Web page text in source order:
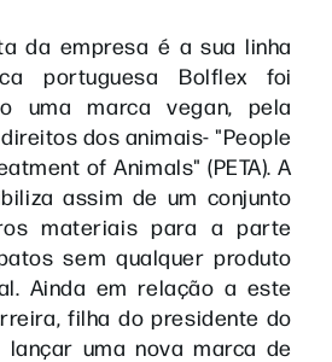
da empresa é a sua linha
portuguesa Bolflex foi
uma marca vegan, pela
dos animais- "People
of Animals" (PETA). A
assim de um conjunto
materiais para a parte
sem qualquer produto
Ainda em relação a este
filha do presidente do
lançar uma nova marca de